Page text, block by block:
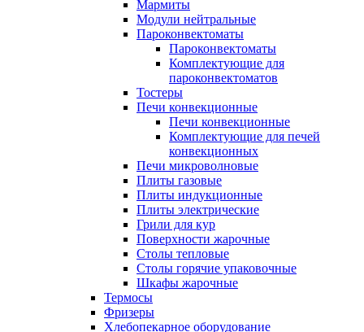
Мармиты
Модули нейтральные
Пароконвектоматы
Пароконвектоматы
Комплектующие для
пароконвектоматов
Тостеры
Печи конвекционные
Печи конвекционные
Комплектующие для печей
конвекционных
Печи микроволновые
Плиты газовые
Плиты индукционные
Плиты электрические
Грили для кур
Поверхности жарочные
Столы тепловые
Столы горячие упаковочные
Шкафы жарочные
Термосы
Фризеры
Хлебопекарное оборудование